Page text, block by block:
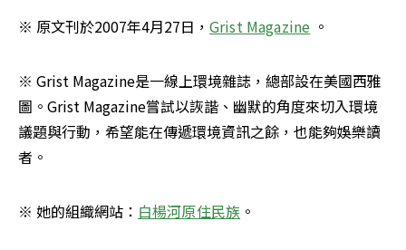
※ 原文刊於2007年4月27日， Grist Magazine 。
※ Grist Magazine是一線上環境雜誌，總部設在美國西雅
圖。Grist Magazine嘗試以詼諧、幽默的角度來切入環境
議題與行動，希望能在傳遞環境資訊之餘，也能夠娛樂讀
者。
※ 她的組織網站： 白楊河原住民族 。